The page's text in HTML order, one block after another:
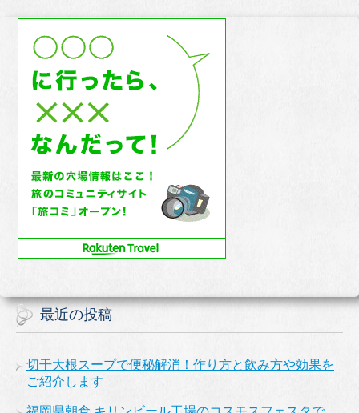
最近の投稿
切干大根スープで便秘解消！作り方と飲み方や効果を
ご紹介します